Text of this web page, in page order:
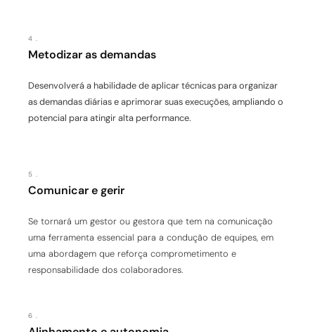
4.
Metodizar as demandas
Desenvolverá a habilidade de aplicar técnicas paraorganizar
as demandas diárias e aprimorar suasexecuções, ampliando o
potencial para atingiralta performance.
5.
Comunicar e gerir
Se tornará um gestor ou gestora que tem na comunicação
uma ferramenta essencial para a condução de equipes, em
uma abordagem que reforça comprometimento e
responsabilidade dos colaboradores.
6.